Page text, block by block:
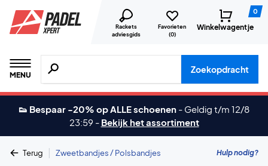
Rackets
adviesgids
Favorieten
(0)
0
Winkelwagentje
MENU
Zoeken naar producten, merken etc.
Zoekopdracht
👟 Bespaar -20% op ALLE schoenen - Geldig t/m 12/8
23:59 - Bekijk het assortiment
Terug | Zweetbandjes / Polsbandjes Hulp nodig?